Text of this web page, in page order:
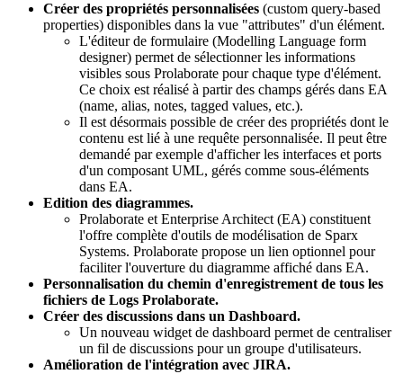
Créer des propriétés personnalisées (custom query-based
properties) disponibles dans la vue "attributes" d'un élément.
L'éditeur de formulaire (Modelling Language form
designer) permet de sélectionner les informations
visibles sous Prolaborate pour chaque type d'élément.
Ce choix est réalisé à partir des champs gérés dans EA
(name, alias, notes, tagged values, etc.).
Il est désormais possible de créer des propriétés dont le
contenu est lié à une requête personnalisée. Il peut être
demandé par exemple d'afficher les interfaces et ports
d'un composant UML, gérés comme sous-éléments
dans EA.
Edition des diagrammes.
Prolaborate et Enterprise Architect (EA) constituent
l'offre complète d'outils de modélisation de Sparx
Systems. Prolaborate propose un lien optionnel pour
faciliter l'ouverture du diagramme affiché dans EA.
Personnalisation du chemin d'enregistrement de tous les
fichiers de Logs Prolaborate.
Créer des discussions dans un Dashboard.
Un nouveau widget de dashboard permet de centraliser
un fil de discussions pour un groupe d'utilisateurs.
Amélioration de l'intégration avec JIRA.